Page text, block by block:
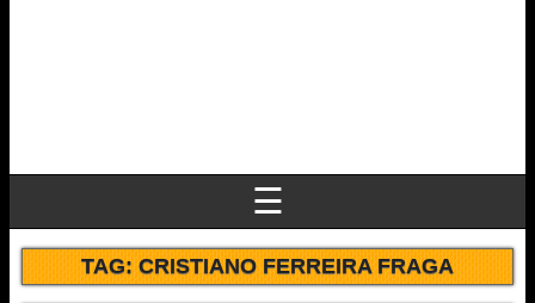
☰
TAG:CRISTIANO FERREIRA FRAGA